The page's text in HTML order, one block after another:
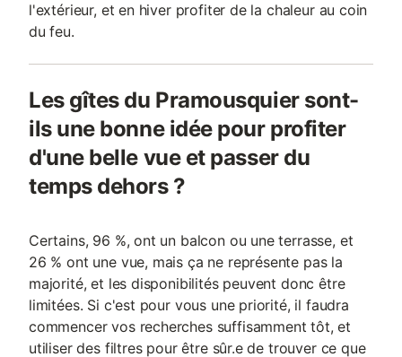
l'extérieur, et en hiver profiter de la chaleur au coin
du feu.
Les gîtes du Pramousquier sont-
ils une bonne idée pour profiter
d'une belle vue et passer du
temps dehors ?
Certains, 96 %, ont un balcon ou une terrasse, et
26 % ont une vue, mais ça ne représente pas la
majorité, et les disponibilités peuvent donc être
limitées. Si c'est pour vous une priorité, il faudra
commencer vos recherches suffisamment tôt, et
utiliser des filtres pour être sûr.e de trouver ce que